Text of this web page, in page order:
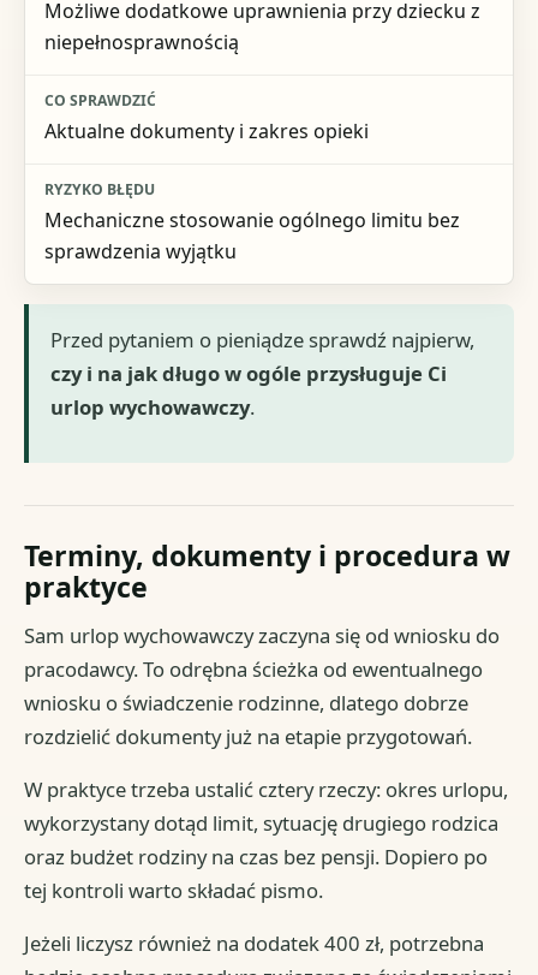
Możliwe dodatkowe uprawnienia przy dziecku z
niepełnosprawnością
Aktualne dokumenty i zakres opieki
Mechaniczne stosowanie ogólnego limitu bez
sprawdzenia wyjątku
Przed pytaniem o pieniądze sprawdź najpierw,
czy i na jak długo w ogóle przysługuje Ci
urlop wychowawczy.
Terminy, dokumenty i procedura w
praktyce
Sam urlop wychowawczy zaczyna się od wniosku do
pracodawcy. To odrębna ścieżka od ewentualnego
wniosku o świadczenie rodzinne, dlatego dobrze
rozdzielić dokumenty już na etapie przygotowań.
W praktyce trzeba ustalić cztery rzeczy: okres urlopu,
wykorzystany dotąd limit, sytuację drugiego rodzica
oraz budżet rodziny na czas bez pensji. Dopiero po
tej kontroli warto składać pismo.
Jeżeli liczysz również na dodatek 400 zł, potrzebna